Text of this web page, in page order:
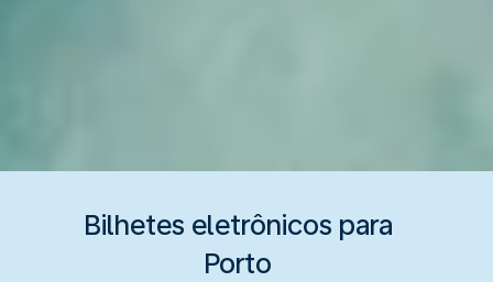
Bilhetes eletrônicos para
Porto